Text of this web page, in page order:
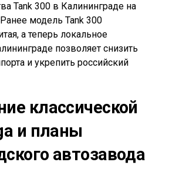
Tank 300 в Калининграде на
модель Tank 300
а теперь локальное
позволяет снизить
и укрепить российский
классической
и планы
автозавода